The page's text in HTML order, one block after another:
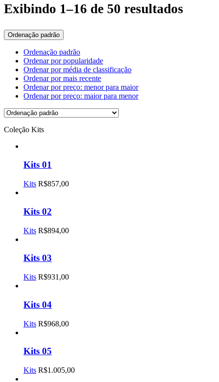
Exibindo 1–16 de 50 resultados
Ordenação padrão
Ordenação padrão
Ordenar por popularidade
Ordenar por média de classificação
Ordenar por mais recente
Ordenar por preço: menor para maior
Ordenar por preço: maior para menor
Coleção Kits
Kits 01
Kits R$857,00
Kits 02
Kits R$894,00
Kits 03
Kits R$931,00
Kits 04
Kits R$968,00
Kits 05
Kits R$1.005,00